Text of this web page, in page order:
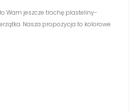
Wam jeszcze trochę plasteliny-
Nasza propozycja to kolorowe